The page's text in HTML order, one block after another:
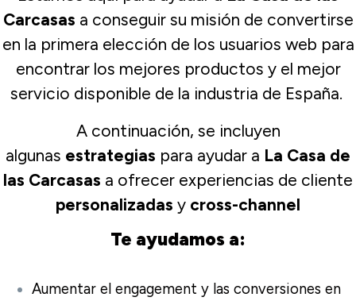
Carcasas a conseguir su misión de convertirse
en la primera elección de los usuarios web para
encontrar los mejores productos y el mejor
servicio disponible de la industria de España.
A continuación, se incluyen
algunas estrategias para ayudar a La Casa de
las Carcasas a ofrecer experiencias de cliente
personalizadas y cross-channel
Te ayudamos a:
Aumentar el engagement y las conversiones en